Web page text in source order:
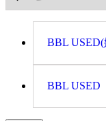
BBL
BBL